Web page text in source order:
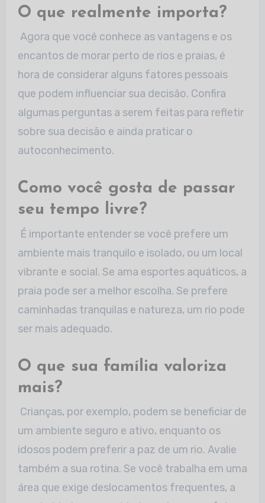
O que realmente importa?
Agora que você conhece as vantagens e os
encantos de morar perto de rios e praias, é
hora de considerar alguns fatores pessoais
que podem influenciar sua decisão. Confira
algumas perguntas a serem feitas para refletir
sobre sua decisão e ainda praticar o
autoconhecimento.
Como você gosta de passar
seu tempo livre?
É importante entender se você prefere um
ambiente mais tranquilo e isolado, ou um local
vibrante e social. Se ama esportes aquáticos, a
praia pode ser a melhor escolha. Se prefere
caminhadas tranquilas e natureza, um rio pode
ser mais adequado.
O que sua família valoriza
mais?
Crianças, por exemplo, podem se beneficiar de
um ambiente seguro e ativo, enquanto os
idosos podem preferir a paz de um rio. Avalie
também a sua rotina. Se você trabalha em uma
área que exige deslocamentos frequentes, a